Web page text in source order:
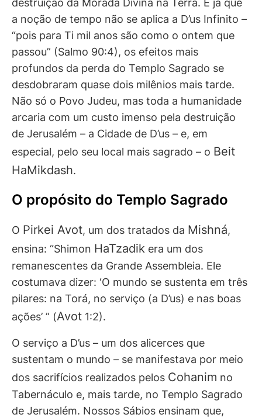
destruição da Morada Divina na Terra. E já que
a noção de tempo não se aplica a D’us Infinito –
“pois para Ti mil anos são como o ontem que
passou” (Salmo 90:4), os efeitos mais
profundos da perda do Templo Sagrado se
desdobraram quase dois milênios mais tarde.
Não só o Povo Judeu, mas toda a humanidade
arcaria com um custo imenso pela destruição
de Jerusalém – a Cidade de D’us – e, em
especial, pelo seu local mais sagrado – o Beit
HaMikdash.
O propósito do Templo Sagrado
O Pirkei Avot, um dos tratados da Mishná,
ensina: “Shimon HaTzadik era um dos
remanescentes da Grande Assembleia. Ele
costumava dizer: ‘O mundo se sustenta em três
pilares: na Torá, no serviço (a D’us) e nas boas
ações’ ” (Avot 1:2).
O serviço a D’us – um dos alicerces que
sustentam o mundo – se manifestava por meio
dos sacrifícios realizados pelos Cohanim no
Tabernáculo e, mais tarde, no Templo Sagrado
de Jerusalém. Nossos Sábios ensinam que,